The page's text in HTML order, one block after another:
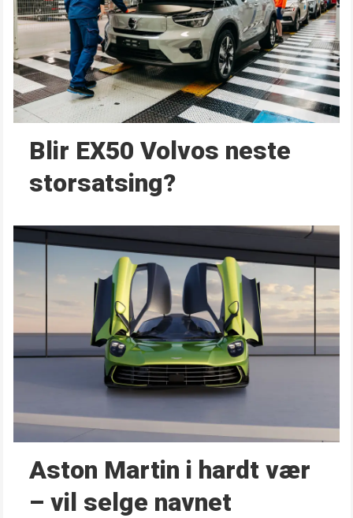
Blir EX50 Volvos neste
storsatsing?
Aston Martin i hardt vær
– vil selge navnet